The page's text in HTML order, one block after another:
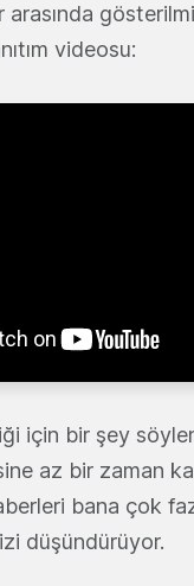
arasında
videosu:
için bir şey
az bir zaman
bana çok
düşündürüyor.